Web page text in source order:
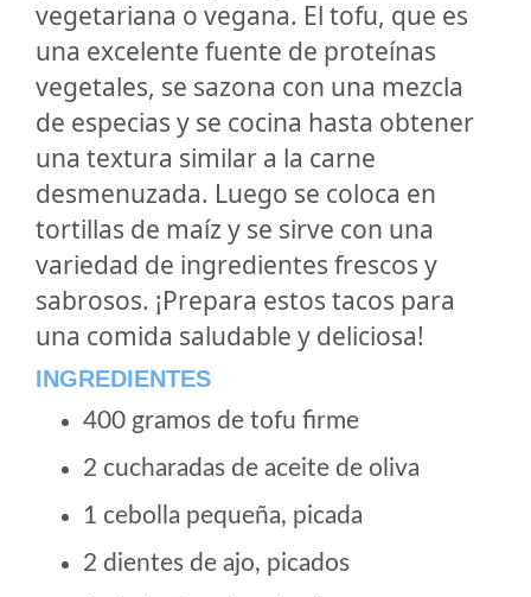
vegetariana o vegana. El tofu, que es
una excelente fuente de proteínas
vegetales, se sazona con una mezcla
de especias y se cocina hasta obtener
una textura similar a la carne
desmenuzada. Luego se coloca en
tortillas de maíz y se sirve con una
variedad de ingredientes frescos y
sabrosos. ¡Prepara estos tacos para
una comida saludable y deliciosa!
INGREDIENTES
400 gramos de tofu firme
2 cucharadas de aceite de oliva
1 cebolla pequeña, picada
2 dientes de ajo, picados